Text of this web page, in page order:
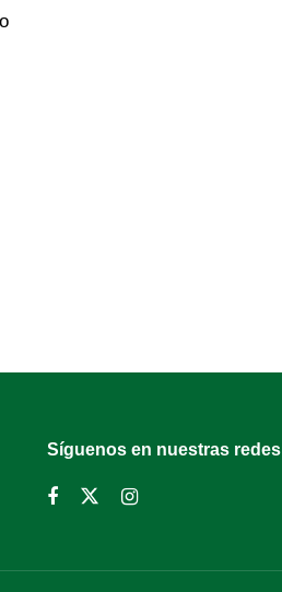
Síguenos en nuestras redes